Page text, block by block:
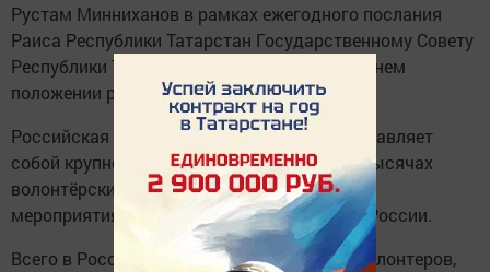
Рустам Минниханов в рамках ежегодного послания
Раиса Республики Татарстан Государственному Совету
Республики Татарстан о внутреннем и внешнем
положении республики.
Российская платформа «Добро. рф» представляет
собой крупнейший каталог информации о тысячах
волонтёрских организаций, добровольцах,
мероприятиях, проектах и знаниях со всей России.
Всего в России насчитывается 9 073 181 волонтеров,